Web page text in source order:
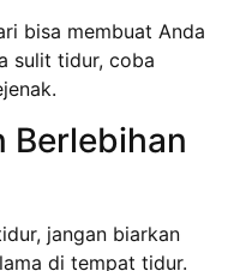
bisa membuat Anda
sulit tidur, coba
Berlebihan
jangan biarkan
di tempat tidur.